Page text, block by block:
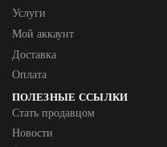
Услуги
Мой аккаунт
Доставка
Оплата
ПОЛЕЗНЫЕ ССЫЛКИ
Стать продавцом
Новости